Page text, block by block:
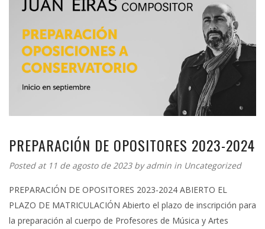
PREPARACIÓN DE OPOSITORES 2023-2024
Posted at 11 de agosto de 2023 byadmin in Uncategorized
PREPARACIÓN DE OPOSITORES 2023-2024 ABIERTO EL
PLAZO DE MATRICULACIÓN Abierto el plazo de inscripción para
la preparación al cuerpo de Profesores de Música y Artes